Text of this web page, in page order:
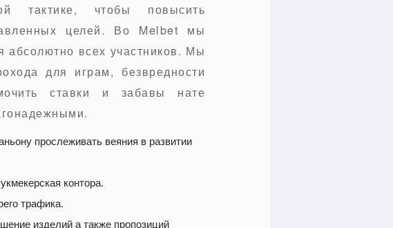
тактике, чтобы повысить
целей. Во Melbet мы
абсолютно всех участников. Мы
для играм, безвредности
ставки и забавы нате
прослеживать веяния в развитии
контора.
трафика.
изделий а также пропозиций